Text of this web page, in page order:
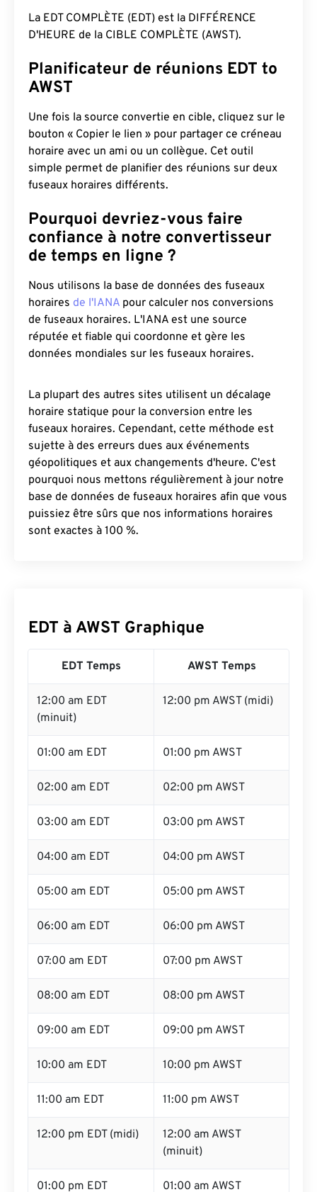
La EDT COMPLÈTE (EDT) est la DIFFÉRENCE
D'HEURE de la CIBLE COMPLÈTE (AWST).
Planificateur de réunions EDT to
AWST
Une fois la source convertie en cible, cliquez sur le
bouton « Copier le lien » pour partager ce créneau
horaire avec un ami ou un collègue. Cet outil
simple permet de planifier des réunions sur deux
fuseaux horaires différents.
Pourquoi devriez-vous faire
confiance à notre convertisseur
de temps en ligne ?
Nous utilisons la base de données des fuseaux
horaires de l'IANA pour calculer nos conversions
de fuseaux horaires. L'IANA est une source
réputée et fiable qui coordonne et gère les
données mondiales sur les fuseaux horaires.
La plupart des autres sites utilisent un décalage
horaire statique pour la conversion entre les
fuseaux horaires. Cependant, cette méthode est
sujette à des erreurs dues aux événements
géopolitiques et aux changements d'heure. C'est
pourquoi nous mettons régulièrement à jour notre
base de données de fuseaux horaires afin que vous
puissiez être sûrs que nos informations horaires
sont exactes à 100 %.
EDT à AWST Graphique
EDT Temps AWST Temps
12:00 am EDT
(minuit)
12:00 pm AWST (midi)
01:00 am EDT 01:00 pm AWST
02:00 am EDT 02:00 pm AWST
03:00 am EDT 03:00 pm AWST
04:00 am EDT 04:00 pm AWST
05:00 am EDT 05:00 pm AWST
06:00 am EDT 06:00 pm AWST
07:00 am EDT 07:00 pm AWST
08:00 am EDT 08:00 pm AWST
09:00 am EDT 09:00 pm AWST
10:00 am EDT 10:00 pm AWST
11:00 am EDT 11:00 pm AWST
12:00 pm EDT (midi)
12:00 am AWST
(minuit)
01:00 pm EDT 01:00 am AWST